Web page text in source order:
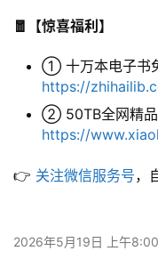
🧧【惊喜福利】
① 十万本电子书
https://
② 50TB全网精品
https://
👉 关注微信服务号，
2026年5月19日 上午8:00